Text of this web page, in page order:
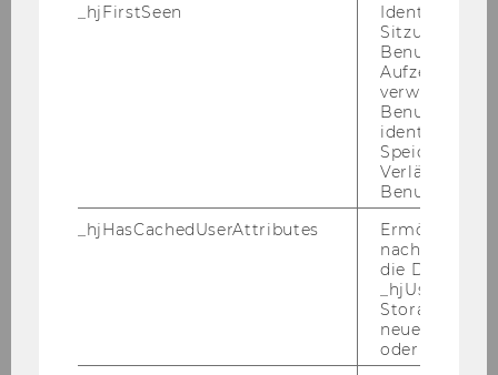
Dissertations
_hjFirstSeen
Identifiziert
Sitzung eines
Benutzers.
verwendet,
identifizieren.
Verlängert
_hjHasCachedUserAttributes
Ermöglicht
die Daten in
Storage auf
neuesten
oder nicht.